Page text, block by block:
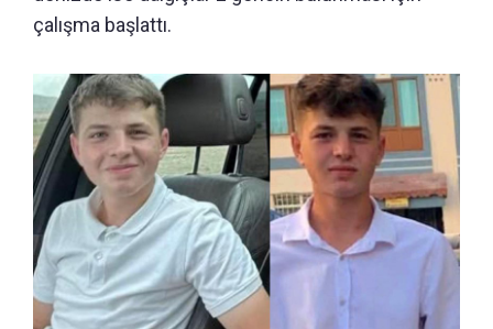
çalışma başlattı.